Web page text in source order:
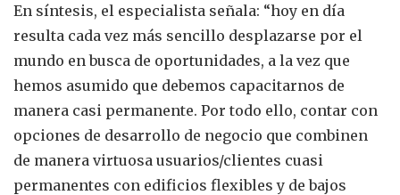
En síntesis, el especialista señala: “hoy en día
resulta cada vez más sencillo desplazarse por el
mundo en busca de oportunidades, a la vez que
hemos asumido que debemos capacitarnos de
manera casi permanente. Por todo ello, contar con
opciones de desarrollo de negocio que combinen
de manera virtuosa usuarios/clientes cuasi
permanentes con edificios flexibles y de bajos